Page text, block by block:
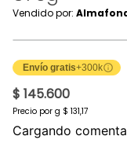
Vendido por:
Envío gratis+300k
$ 145.600
Precio por g $ 131,17
Cargando